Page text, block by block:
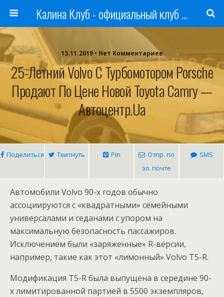
Калина Клуб - официальный клуб ЛАДА
13.11.2019 • Нет Комментариев
25-Летний Volvo С Турбомотором Porsche
Продают По Цене Новой Toyota Camry —
Автоцентр.ua
Поделиться Твитнуть Pin
Отпр. по
эл. почте
SMS
Автомобили Volvo 90-х годов обычно
ассоциируются с «квадратными» семейными
универсалами и седанами с упором на
максимальную безопасность пассажиров.
Исключением были «заряженные» R-версии,
например, такие как этот «лимонный» Volvo T5-R.
Модификация T5-R была выпущена в середине 90-
х лимитированной партией в 5500 экземпляров,